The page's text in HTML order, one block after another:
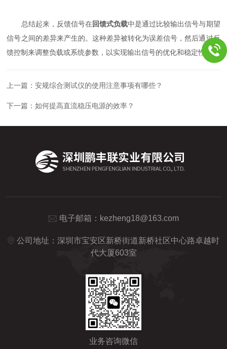
总结起来，反馈信号在回馈式负载中是通过比较输出信号与期望
信号之间的差异来产生的。这种差异被转化为误差信号，然后通过反
馈控制来调整负载或系统参数，以实现输出信号的优化和稳定性。
上一篇：安规综合测试仪的使用注意事项有哪些？
下一篇：如何提高直流稳压电源的效率？
电子邮箱： kezheng18@163.com
公司地址：深圳市宝安区新桥街道新桥社区中心路卓越时
代大厦603室
业务咨询微信